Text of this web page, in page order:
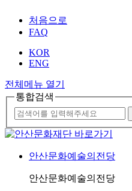
처음으로
FAQ
KOR
ENG
전체메뉴 열기
통합검색
안산문화예술의전당
안산문화예술의전당